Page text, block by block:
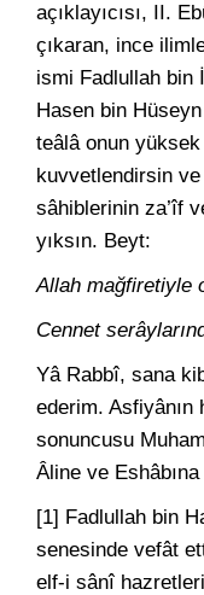
açıklayıcısı, II.
çıkaran, ince
ismi Fadlullah bin
Hasen bin
teâlâ onun
kuvvetlendirsin
sâhiblerinin za’îf
yıksın. Beyt:
Allah mağfiretiyle
Cennet
Yâ Rabbî, sana
ederim. Asfiyânın
sonuncusu
Âline ve
[1] Fadlullah bin
senesinde vefât
elf-i sânî